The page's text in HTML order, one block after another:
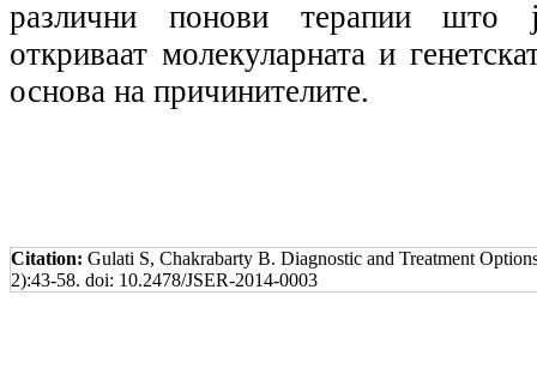
различни понови терапии што
откриваат молекуларната и
основа на причинителите.
Citation: Gulati S, Chakrabarty B. Diagnostic and Treatment
2):43-58. doi: 10.2478/JSER-2014-0003